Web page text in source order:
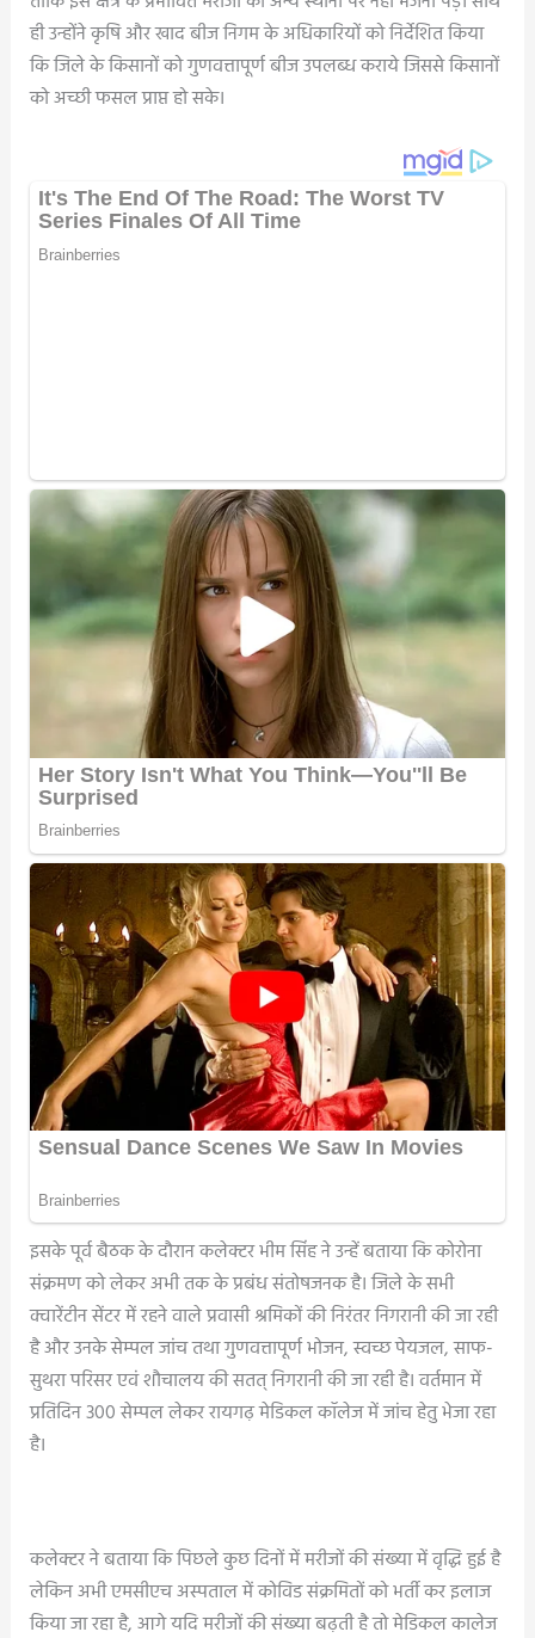
ही उन्होंने कृषि और खाद बीज निगम के अधिकारियों को निर्देशित किया
कि जिले के किसानों को गुणवत्तापूर्ण बीज उपलब्ध कराये जिससे किसानों
को अच्छी फसल प्राप्त हो सके।
इसके पूर्व बैठक के दौरान कलेक्टर भीम सिंह ने उन्हें बताया कि कोरोना
संक्रमण को लेकर अभी तक के प्रबंध संतोषजनक है। जिले के सभी
क्वारेंटीन सेंटर में रहने वाले प्रवासी श्रमिकों की निरंतर निगरानी की जा रही
है और उनके सेम्पल जांच तथा गुणवत्तापूर्ण भोजन, स्वच्छ पेयजल, साफ-
सुथरा परिसर एवं शौचालय की सतत् निगरानी की जा रही है। वर्तमान में
प्रतिदिन 300 सेम्पल लेकर रायगढ़ मेडिकल कॉलेज में जांच हेतु भेजा रहा
है।
कलेक्टर ने बताया कि पिछले कुछ दिनों में मरीजों की संख्या में वृद्धि हुई है
लेकिन अभी एमसीएच अस्पताल में कोविड संक्रमितों को भर्ती कर इलाज
किया जा रहा है, आगे यदि मरीजों की संख्या बढ़ती है तो मेडिकल कालेज